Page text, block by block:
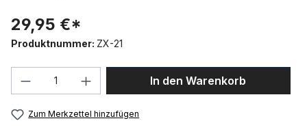
29,95 €*
Produktnummer: ZX-21
Produkt Anzahl: Gib den gewünschten
In den Warenkorb
Zum Merkzettel hinzufügen